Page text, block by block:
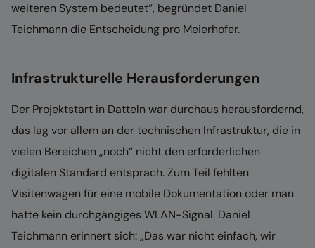
weiteren System bedeutet“, begründet Daniel
Teichmann die Entscheidung pro Meierhofer.
Infrastrukturelle Herausforderungen
Der Projektstart in Datteln war durchaus herausfordernd,
das lag vor allem an der technischen Infrastruktur, die in
vielen Bereichen „noch“ nicht den erforderlichen
digitalen Standard entsprach. Zum Teil fehlten
Visitenwagen für eine mobile Dokumentation oder man
hatte kein durchgängiges WLAN-Signal. Daniel
Teichmann erinnert sich: „Das war nicht einfach, wir